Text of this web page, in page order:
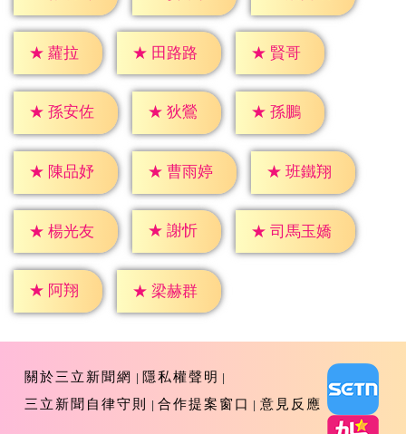
★ 蘿拉 ★ 田路路 ★ 賢哥
★ 孫安佐 ★ 狄鶯 ★ 孫鵬
★ 陳品妤 ★ 曹雨婷 ★ 班鐵翔
★ 楊光友 ★ 謝忻 ★ 司馬玉嬌
★ 阿翔 ★ 梁赫群
關於三立新聞網
隱私權聲明
三立新聞自律守則
合作提案窗口 意見反應